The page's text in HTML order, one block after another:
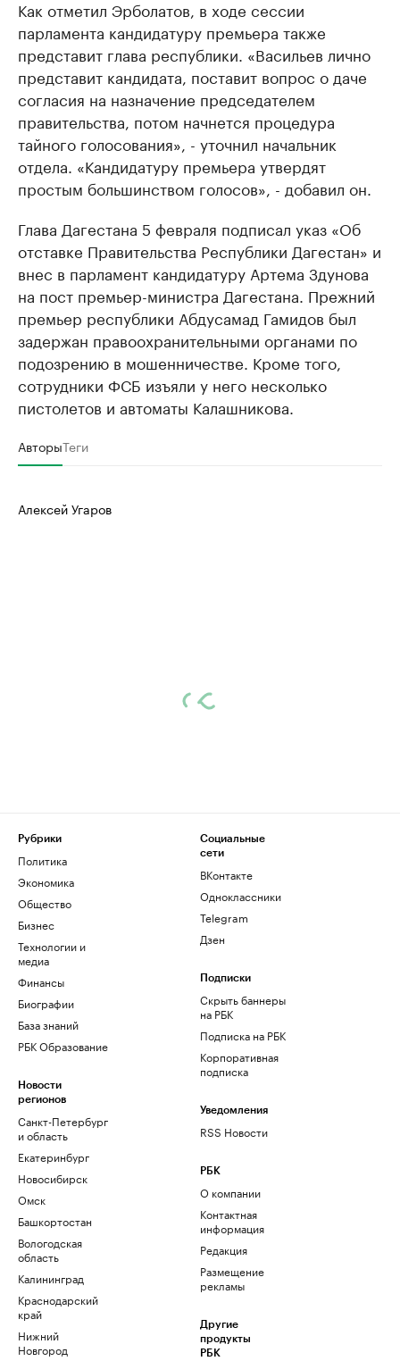
Как отметил Эрболатов, в ходе сессии
парламента кандидатуру премьера также
представит глава республики. «Васильев лично
представит кандидата, поставит вопрос о даче
согласия на назначение председателем
правительства, потом начнется процедура
тайного голосования», - уточнил начальник
отдела. «Кандидатуру премьера утвердят
простым большинством голосов», - добавил он.
Глава Дагестана 5 февраля подписал указ «Об
отставке Правительства Республики Дагестан» и
внес в парламент кандидатуру Артема Здунова
на пост премьер-министра Дагестана. Прежний
премьер республики Абдусамад Гамидов был
задержан правоохранительными органами по
подозрению в мошенничестве. Кроме того,
сотрудники ФСБ изъяли у него несколько
пистолетов и автоматы Калашникова.
АвторыТеги
Алексей Угаров
Рубрики
Политика
Экономика
Общество
Бизнес
Технологии и
медиа
Финансы
Биографии
База знаний
РБК Образование
Новости
регионов
Санкт-Петербург
и область
Екатеринбург
Новосибирск
Омск
Башкортостан
Вологодская
область
Калининград
Краснодарский
край
Нижний
Новгород
Социальные
сети
ВКонтакте
Одноклассники
Telegram
Дзен
Подписки
Скрыть баннеры
на РБК
Подписка на РБК
Корпоративная
подписка
Уведомления
RSS Новости
РБК
О компании
Контактная
информация
Редакция
Размещение
рекламы
Другие
продукты
РБК